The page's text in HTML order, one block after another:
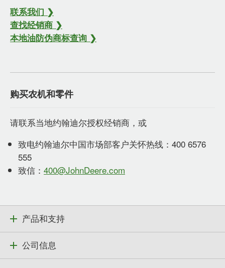
联系我们 ❯
查找经销商 ❯
本地油防伪商标查询 ❯
购买农机和零件
请联系当地约翰迪尔授权经销商，或
致电约翰迪尔中国市场部客户关怀热线：400 6576
555
致信： 400@JohnDeere.com
产品和支持
公司信息